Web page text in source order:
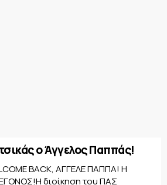
ο Άγγελος Παππάς!
BACK, ΑΓΓΕΛΕ ΠΑΠΠΑ! Η
διοίκηση του ΠΑΣ